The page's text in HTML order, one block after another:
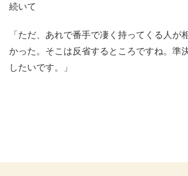
続いて
「ただ、あれで番手で凄く持ってくる人が
かった。そこは反省するところですね。準
したいです。」